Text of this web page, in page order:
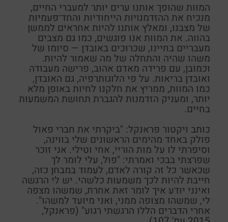
המוות שהופך אותנו ערים יותר למעברי החיים,
מנכיח את ההזדמנויות הייחודיות והחד־פעמיות
של מצבנו, ומאלץ אותנו להיות אחראים לממשן
בהווה. את המוות אנו פוגשים, כמו גם מצבים
מעברִיים בחיינו, שכרוכים באובדן — סיומו של
משהו שהיה והתחלה של מה שאמור להיות.
וכמובן, עם פרידה מאדם אהוב, פרישה מעבודה
ואובדן בריאות. על פי הלוגותרפיה, גם האובדן,
כמו המוות, ממריץ את חלקנו לחיות באופן מלא
יותר, ומעניק הזדמנות להגברת תחושת המשמעות
בחיים.
כותב ויקטור פראנקל: "ביקרתי את חברי פאול
פולק באחד מהימים הראשונים שלי בווינה,
וסיפרתי לו על מות הוריי, אחי וטילי. אני זוכר
שפרצתי בבכי ואמרתי: "פול, עלי לומר לך
שכאשר כל זה קורה לאדם, לעמוד במבחן כזה,
חייבת להיות לכך משמעות כלשהי. יש לי הרגשה
ואינני יודע איך לומר זאת אחרת, שמשהו מצפה
לי, שמשהו מצופה ממני, ואני מיועד למשהו".
אחרי הדברים הללו הרגשתי רגוע" (פראנקל,